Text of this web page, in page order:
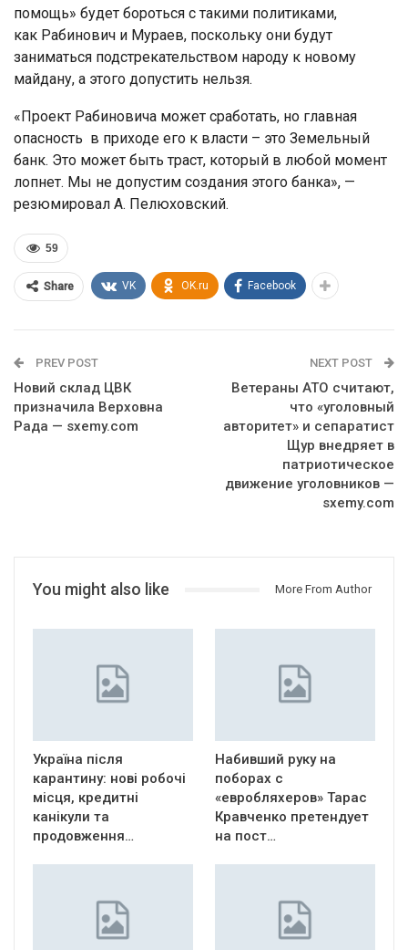
помощь» будет бороться с такими политиками,
как Рабинович и Мураев, поскольку они будут
заниматься подстрекательством народу к новому
майдану, а этого допустить нельзя.
«Проект Рабиновича может сработать, но главная
опасность в приходе его к власти – это Земельный
банк. Это может быть траст, который в любой момент
лопнет. Мы не допустим создания этого банка», —
резюмировал А. Пелюховский.
59
Share VK OK.ru Facebook
PREV POST
Новий склад ЦВК
призначила Верховна
Рада — sxemy.com
NEXT POST
Ветераны АТО считают,
что «уголовный
авторитет» и сепаратист
Щур внедряет в
патриотическое
движение уголовников —
sxemy.com
You might also like More From Author
Україна після
карантину: нові робочі
місця, кредитні
канікули та
продовження…
Набивший руку на
поборах с
«евробляхеров» Тарас
Кравченко претендует
на пост…